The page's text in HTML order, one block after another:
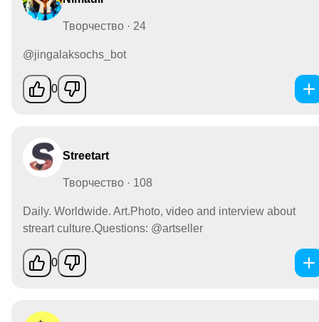
Творчество · 24
@jingalaksochs_bot
0
Streetart
Творчество · 108
Daily. Worldwide. Art.Photo, video and interview about
streart culture.Questions: @artseller
0